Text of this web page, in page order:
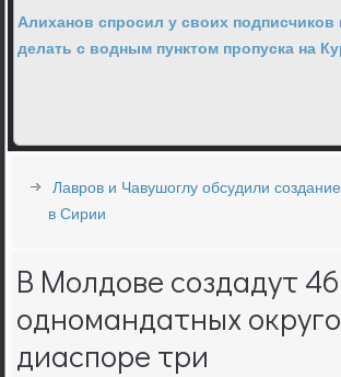
Алиханов спросил у своих подписчиков
делать с водным пунктом пропуска на
Лавров и Чавушоглу обсудили
в Сирии
В Молдове создадут 46
одномандатных
диаспоре три